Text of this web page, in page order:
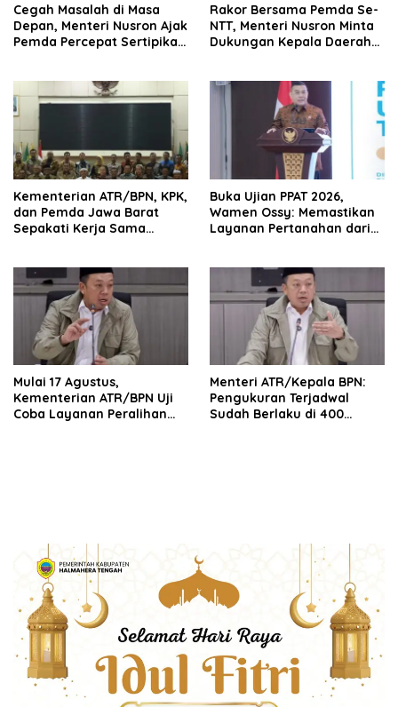
Cegah Masalah di Masa
Depan, Menteri Nusron Ajak
Pemda Percepat Sertipikasi
Rakor Bersama Pemda Se-
NTT, Menteri Nusron Minta
Dukungan Kepala Daerah
Kementerian ATR/BPN, KPK,
dan Pemda Jawa Barat
Sepakati Kerja Sama
Ekonomi Daerah
Buka Ujian PPAT 2026,
Wamen Ossy: Memastikan
Layanan Pertanahan dari
Berintegritas
Mulai 17 Agustus,
Kementerian ATR/BPN Uji
Coba Layanan Peralihan
Menteri ATR/Kepala BPN:
Pengukuran Terjadwal
Sudah Berlaku di 400